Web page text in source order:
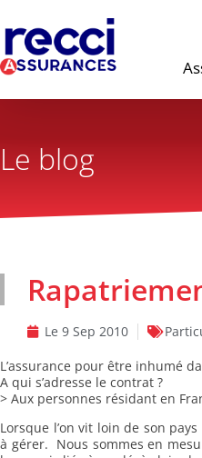
Le blog
Le 9 Sep 2010
L’assurance pour être inhumé
A qui s’adresse le contrat ?
> Aux personnes résidant en
Lorsque l’on vit loin de son
à gérer. Nous sommes en